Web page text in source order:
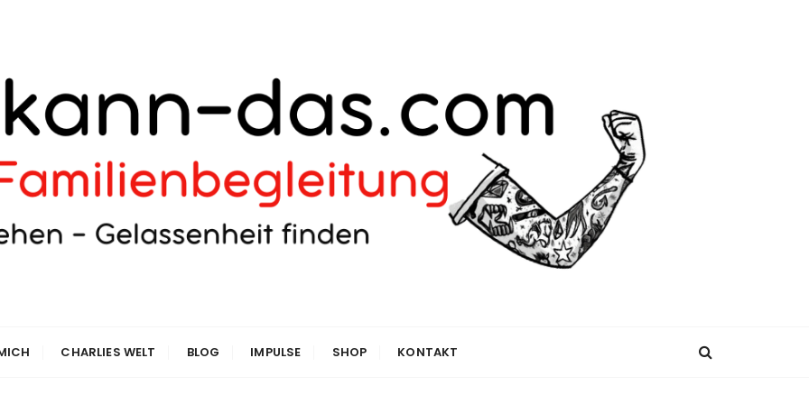
CHARLIES WELT BLOG IMPULSE SHOP KONTAKT